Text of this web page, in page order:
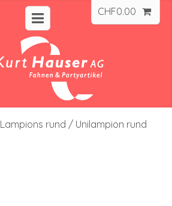
CHF0.00
Lampions rund / Unilampion rund